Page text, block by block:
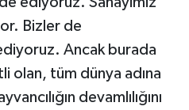
Bizler de
Ancak burada
olan, tüm dünya adına
devamlılığını